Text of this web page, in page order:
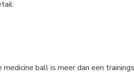
medicine ball is meer dan een